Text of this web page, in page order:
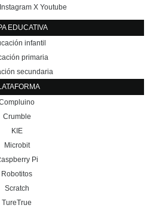
Instagram X Youtube
EDUCATIVA
infantil
primaria
secundaria
Crumble
KIE
Microbit
Pi
Robotitos
Scratch
TureTrue